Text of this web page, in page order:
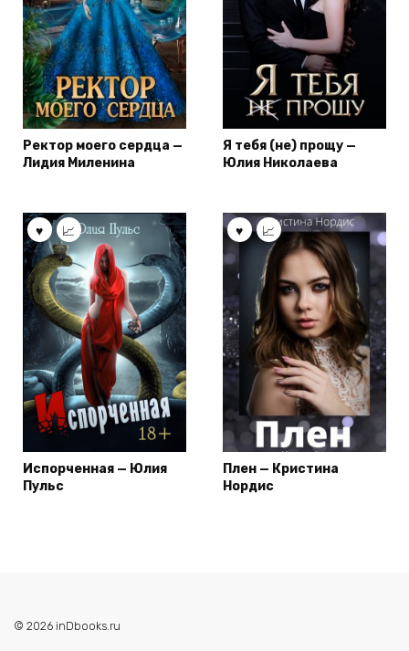
Ректор моего сердца —
Лидия Миленина
Я тебя (не) прощу —
Юлия Николаева
Испорченная — Юлия
Пульс
Плен — Кристина
Нордис
© 2026 inDbooks.ru